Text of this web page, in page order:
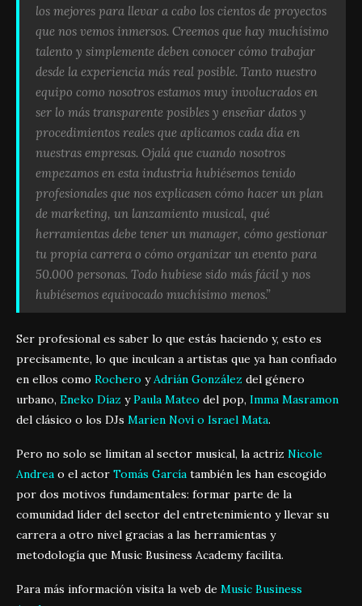
los mejores para llevar a cabo los cientos de proyectos
que nos vemos inmersos. Creemos que hay muchísimo
talento y simplemente deben conocer cómo trabajar
desde la experiencia más real posible. Tanto nuestro
equipo como nosotros estamos muy involucrados en
ser lo más transparente posibles y enseñar datos y
procedimientos reales que aplicamos cada día en
nuestras empresas. Ojalá que cuando nosotros
empezamos en esta industria hubiésemos tenido
profesionales que nos explicasen cómo hacer un plan
de marketing, un lanzamiento musical, qué
herramientas debe tener un manager, cómo gestionar
tu propia carrera o cómo organizar un evento para
50.000 personas. Todo hubiese sido más fácil y nos
hubiésemos equivocado muchísimo menos.”
Ser profesional es saber lo que estás haciendo y, esto es
precisamente, lo que inculcan a artistas que ya han confiado
en ellos como Rochero yAdrián González del género
urbano, Eneko Díaz yPaula Mateo del pop, Imma Masramon
del clásico o los DJs Marien Novi o Israel Mata.
Pero no solo se limitan al sector musical, la actriz Nicole
Andrea o el actor Tomás García también les han escogido
por dos motivos fundamentales: formar parte de la
comunidad líder del sector del entretenimiento y llevar su
carrera a otro nivel gracias a las herramientas y
metodología que Music Business Academy facilita.
Para más información visita la web de Music Business